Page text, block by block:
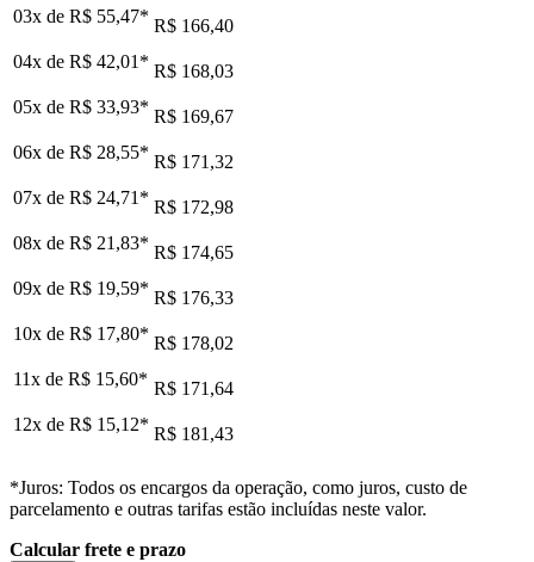
03x de R$ 55,47* R$ 166,40
04x de R$ 42,01 * R$ 168,03
05x de R$ 33,93* R$ 169,67
06x de R$ 28,55* R$ 171,32
07x de R$ 24,71 * R$ 172,98
08x de R$ 21,83* R$ 174,65
09x de R$ 19,59* R$ 176,33
10x de R$ 17,80* R$ 178,02
11x de R$ 15,60* R$ 171,64
12x de R$ 15,12* R$ 181,43
*Juros: Todos os encargos da operação, como juros, custo de
parcelamento e outras tarifas estão incluídas neste valor.
Calcular frete e prazo